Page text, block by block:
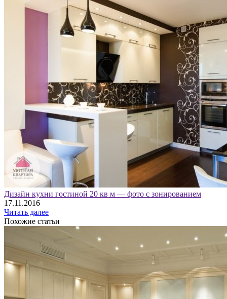
Дизайн кухни гостиной 20 кв м — фото с зонированием
17.11.2016
Читать далее
Похожие статьи